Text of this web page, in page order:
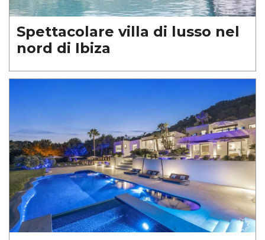
Spettacolare villa di lusso nel
nord di Ibiza